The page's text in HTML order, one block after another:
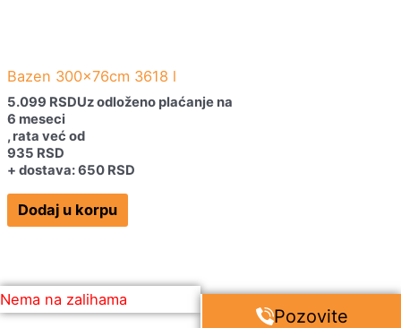
Bazen 300x76cm 3618 l
5.099 RSDUz odloženo plaćanje na
6 meseci
, rata već od
935 RSD
+ dostava: 650 RSD
Dodaj u korpu
Nema na zalihama
Pozovite